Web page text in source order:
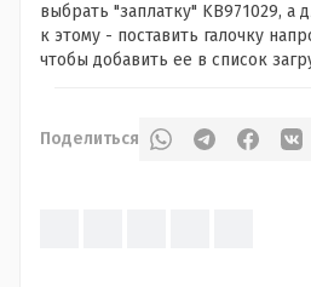
выбрать "заплатку" KB971029, а
к этому - поставить галочку
чтобы добавить ее в список
Поделиться